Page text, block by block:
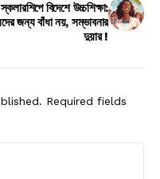
স্কলারশিপে বিদেশে উচ্চশিক্ষা:
জন্য বাঁধা নয়, সম্ভাবনার
দুয়ার !
Required fields